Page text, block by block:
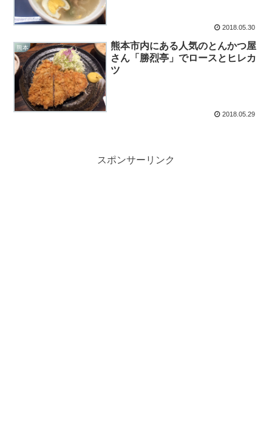
2018.05.30
熊本
熊本市内にある人気のとんかつ屋
さん「勝烈亭」でロースとヒレカ
ツ
2018.05.29
スポンサーリンク